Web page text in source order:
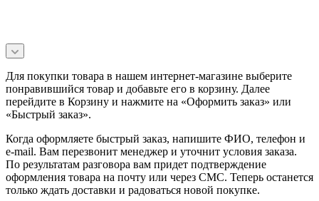
Для покупки товара в нашем интернет-магазине выберите
понравившийся товар и добавьте его в корзину. Далее
перейдите в Корзину и нажмите на «Оформить заказ» или
«Быстрый заказ».
Когда оформляете быстрый заказ, напишите ФИО, телефон и
e-mail. Вам перезвонит менеджер и уточнит условия заказа.
По результатам разговора вам придет подтверждение
оформления товара на почту или через СМС. Теперь останется
только ждать доставки и радоваться новой покупке.